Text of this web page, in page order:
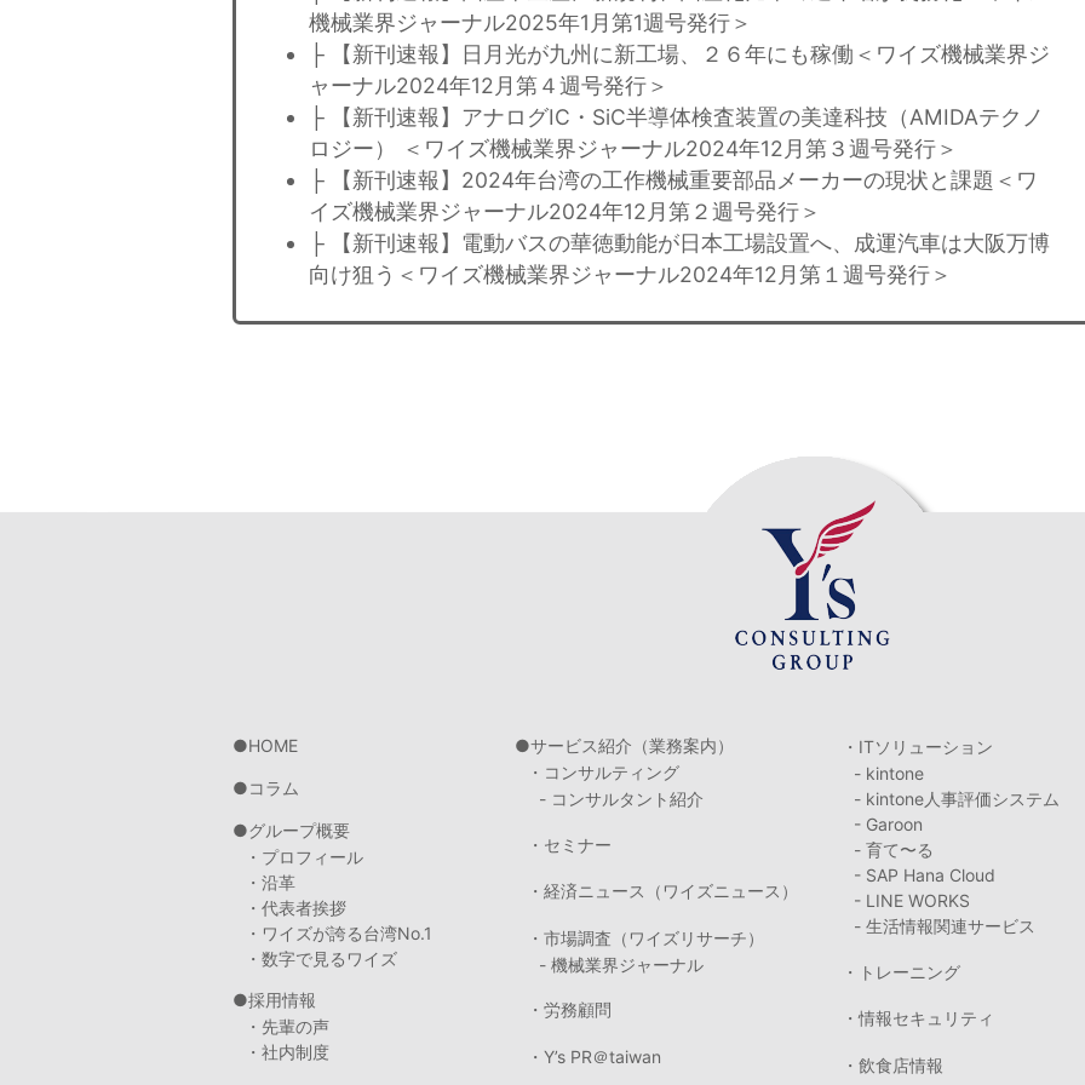
機械業界ジャーナル2025年1月第1週号発行＞
├ 【新刊速報】日月光が九州に新工場、２６年にも稼働＜ワイズ機械業界ジ
ャーナル2024年12月第４週号発行＞
├ 【新刊速報】アナログIC・SiC半導体検査装置の美達科技（AMIDAテクノ
ロジー） ＜ワイズ機械業界ジャーナル2024年12月第３週号発行＞
├ 【新刊速報】2024年台湾の工作機械重要部品メーカーの現状と課題＜ワ
イズ機械業界ジャーナル2024年12月第２週号発行＞
├ 【新刊速報】電動バスの華徳動能が日本工場設置へ、成運汽車は大阪万博
向け狙う＜ワイズ機械業界ジャーナル2024年12月第１週号発行＞
HOME
コラム
グループ概要
・プロフィール
・沿革
・代表者挨拶
・ワイズが誇る台湾No.1
・数字で見るワイズ
採用情報
・先輩の声
・社内制度
サービス紹介（業務案内）
・コンサルティング
- コンサルタント紹介
・セミナー
・経済ニュース（ワイズニュース）
・市場調査（ワイズリサーチ）
- 機械業界ジャーナル
・労務顧問
・Y’s PR＠taiwan
・ITソリューション
- kintone
- kintone人事評価システム
- Garoon
- 育て〜る
- SAP Hana Cloud
- LINE WORKS
- 生活情報関連サービス
・トレーニング
・情報セキュリティ
・飲食店情報